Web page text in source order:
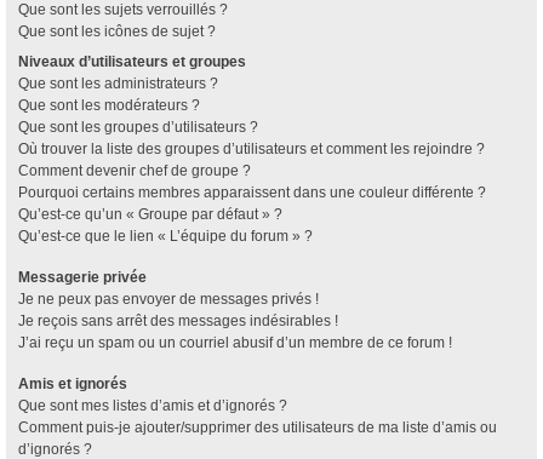
Que sont les sujets verrouillés ?
Que sont les icônes de sujet ?
Niveaux d’utilisateurs et groupes
Que sont les administrateurs ?
Que sont les modérateurs ?
Que sont les groupes d’utilisateurs ?
Où trouver la liste des groupes d’utilisateurs et comment les rejoindre ?
Comment devenir chef de groupe ?
Pourquoi certains membres apparaissent dans une couleur différente ?
Qu’est-ce qu’un « Groupe par défaut » ?
Qu’est-ce que le lien « L’équipe du forum » ?
Messagerie privée
Je ne peux pas envoyer de messages privés !
Je reçois sans arrêt des messages indésirables !
J’ai reçu un spam ou un courriel abusif d’un membre de ce forum !
Amis et ignorés
Que sont mes listes d’amis et d’ignorés ?
Comment puis-je ajouter/supprimer des utilisateurs de ma liste d’amis ou
d’ignorés ?